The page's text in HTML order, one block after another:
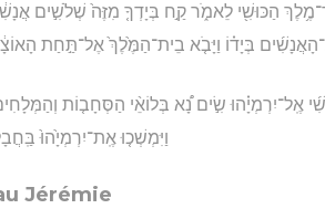
הַכּוּשִׁ֖י לֵאמֹ֑ר קַ֣ח בְּיָדְךָ֤ מִזֶּה֙ שְׁלֹשִׁ֣ים
בְּיָד֗וֹ וַיָּבֹ֤א בֵית־הַמֶּ֙לֶךְ֙ אֶל־תַּ֣חַת
אֶֽל־יִרְמְיָ֗הוּ שִׂ֣ים נָ֠א בְּלוֹאֵ֨י הַסְּחָב֤וֹת
וַיִּמְשְׁכ֤וּ אֶֽת־יִרְמְיָ֙הוּ֙
Jérémie